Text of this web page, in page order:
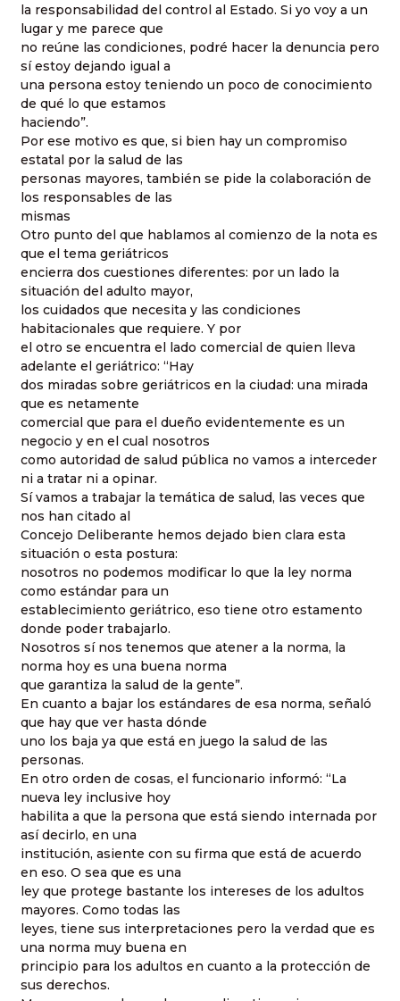
la responsabilidad del control al Estado. Si yo voy a un
lugar y me parece que
no reúne las condiciones, podré hacer la denuncia pero
sí estoy dejando igual a
una persona estoy teniendo un poco de conocimiento
de qué lo que estamos
haciendo”.
Por ese motivo es que, si bien hay un compromiso
estatal por la salud de las
personas mayores, también se pide la colaboración de
los responsables de las
mismas
Otro punto del que hablamos al comienzo de la nota es
que el tema geriátricos
encierra dos cuestiones diferentes: por un lado la
situación del adulto mayor,
los cuidados que necesita y las condiciones
habitacionales que requiere. Y por
el otro se encuentra el lado comercial de quien lleva
adelante el geriátrico: “Hay
dos miradas sobre geriátricos en la ciudad: una mirada
que es netamente
comercial que para el dueño evidentemente es un
negocio y en el cual nosotros
como autoridad de salud pública no vamos a interceder
ni a tratar ni a opinar.
Sí vamos a trabajar la temática de salud, las veces que
nos han citado al
Concejo Deliberante hemos dejado bien clara esta
situación o esta postura:
nosotros no podemos modificar lo que la ley norma
como estándar para un
establecimiento geriátrico, eso tiene otro estamento
donde poder trabajarlo.
Nosotros sí nos tenemos que atener a la norma, la
norma hoy es una buena norma
que garantiza la salud de la gente”.
En cuanto a bajar los estándares de esa norma, señaló
que hay que ver hasta dónde
uno los baja ya que está en juego la salud de las
personas.
En otro orden de cosas, el funcionario informó: “La
nueva ley inclusive hoy
habilita a que la persona que está siendo internada por
así decirlo, en una
institución, asiente con su firma que está de acuerdo
en eso. O sea que es una
ley que protege bastante los intereses de los adultos
mayores. Como todas las
leyes, tiene sus interpretaciones pero la verdad que es
una norma muy buena en
principio para los adultos en cuanto a la protección de
sus derechos.